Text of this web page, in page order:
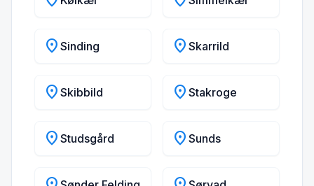
location_on Sinding location_on Skarrild
location_on Skibbild location_on Stakroge
location_on Studsgård location_on Sunds